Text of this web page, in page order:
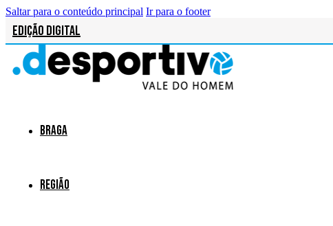
Saltar para o conteúdo principal Ir para o footer
Edição Digital
Braga
Região